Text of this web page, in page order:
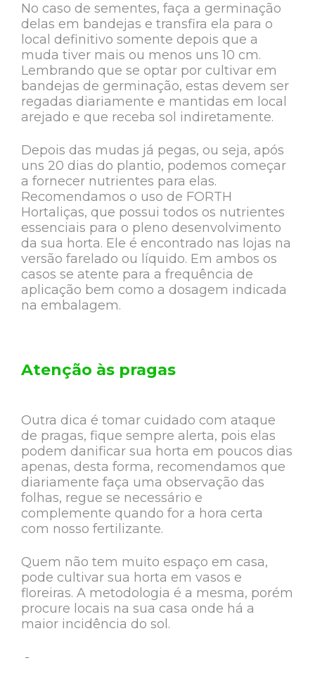
No caso de sementes, faça a germinação
delas em bandejas e transfira ela para o
local definitivo somente depois que a
muda tiver mais ou menos uns 10 cm.
Lembrando que se optar por cultivar em
bandejas de germinação, estas devem ser
regadas diariamente e mantidas em local
arejado e que receba sol indiretamente.
Depois das mudas já pegas, ou seja, após
uns 20 dias do plantio, podemos começar
a fornecer nutrientes para elas.
Recomendamos o uso de FORTH
Hortaliças, que possui todos os nutrientes
essenciais para o pleno desenvolvimento
da sua horta. Ele é encontrado nas lojas na
versão farelado ou líquido. Em ambos os
casos se atente para a frequência de
aplicação bem como a dosagem indicada
na embalagem.
Atenção às pragas
Outra dica é tomar cuidado com ataque
de pragas, fique sempre alerta, pois elas
podem danificar sua horta em poucos dias
apenas, desta forma, recomendamos que
diariamente faça uma observação das
folhas, regue se necessário e
complemente quando for a hora certa
com nosso fertilizante.
Quem não tem muito espaço em casa,
pode cultivar sua horta em vasos e
floreiras. A metodologia é a mesma, porém
procure locais na sua casa onde há a
maior incidência do sol.
-